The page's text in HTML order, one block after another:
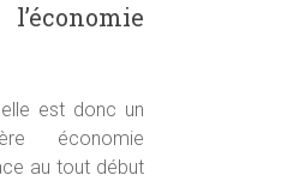
est donc un
économie
au tout début